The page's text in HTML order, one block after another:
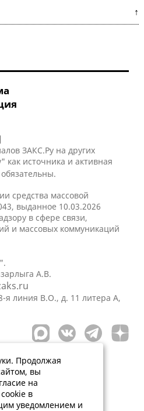
персон ↑
ЗАКС.Ру на других
как источника и активная
средства массовой
выданное 10.03.2026
в сфере связи,
и массовых коммуникаций
А.В.
я линия В.О., д. 11 литера А,
Продолжая
вы
на
в
уведомлением и